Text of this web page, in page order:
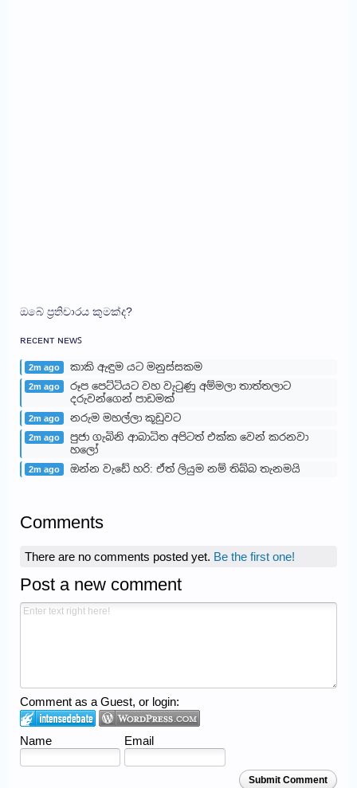
ඔබේ ප්‍රතිචාරය කුමක්ද?
ʀᴇᴄᴇɴᴛ ɴᴇᴡꜱ
2m ago කාකි ඇඳුම යට මනුස්සකම
2m ago
රූප පෙට්ටියට වහ වැටුණු අම්මලා තාත්තලාට
දරුවන්ගෙන් පාඩමක්
2m ago නරුම මහල්ලා කූඩුවට
2m ago
පුජා ගැබිනි ආබාධිත අපිටත් එක්ක වෙන් කරනවා
හලෝ
2m ago ඔන්න වැඩේ හරි: ඒත් ලියුම නම් තිබ්බ තැනමයි
Comments
There are no comments posted yet. Be the first one!
Post a new comment
Comment as a Guest, or login:
Name Email
Submit Comment